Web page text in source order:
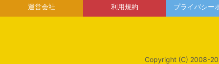
運営会社 利用規約 プライバシー
Copyright (C) 2008-